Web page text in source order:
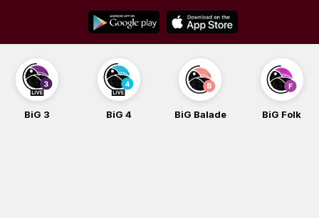
content
BiG 4 BiG Balade BiG Folk BiG iG